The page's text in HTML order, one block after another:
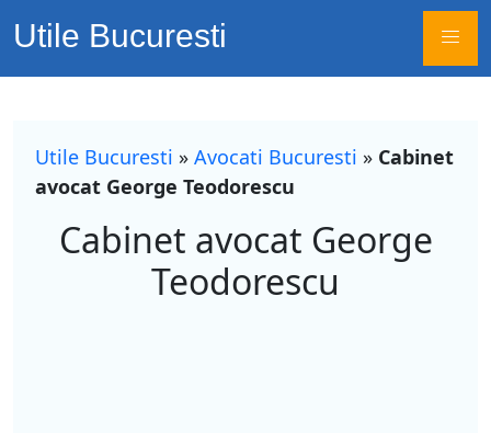
Utile Bucuresti
Utile Bucuresti » Avocati Bucuresti » Cabinet
avocat George Teodorescu
Cabinet avocat George
Teodorescu